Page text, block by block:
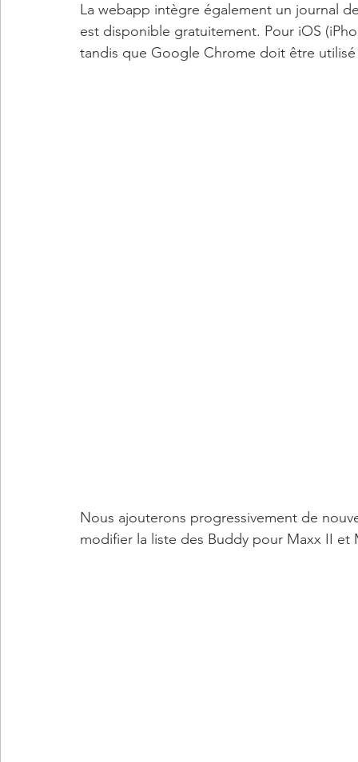
La webapp intègre également un journal
est disponible gratuitement. Pour iOS
tandis que Google Chrome doit être
Nous ajouterons progressivement de
modifier la liste des Buddy pour Maxx II et